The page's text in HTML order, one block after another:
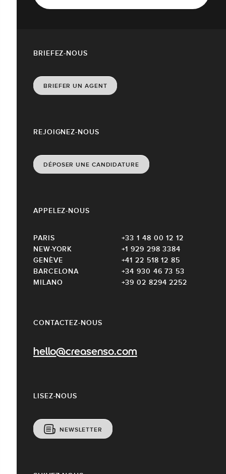
CONTACTEZ-NOUS
hello@creasenso.com
REJOIGNEZ-NOUS
DÉPOSER UNE CANDIDATURE
LISEZ-NOUS
NEWSLETTER
APPELEZ-NOUS
PARIS
+33 1 48 00 12 12
NEW-YORK
+1 929 298 3384
GENÈVE
+41 22 518 12 85
BARCELONA
+34 930 46 73 53
MILANO
+39 02 8294 2252
BRIEFEZ-NOUS
BRIEFER UN AGENT